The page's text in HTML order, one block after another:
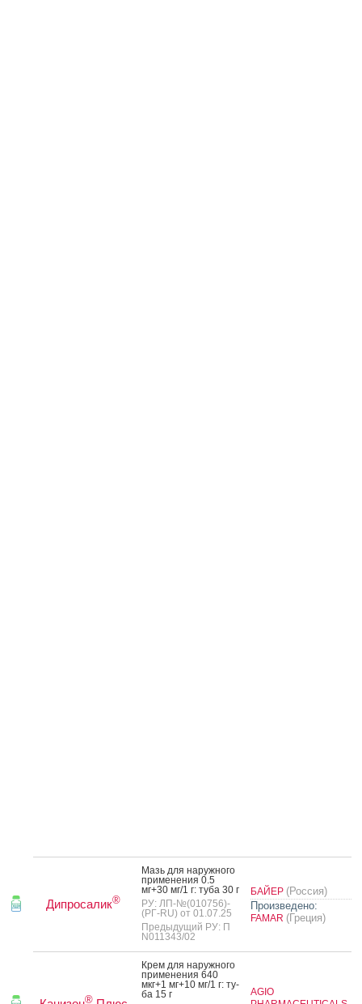
Дипросалик®
Мазь для на­руж­но­го
при­мене­ния 0.5
мг+30 мг/1 г: ту­ба 30 г
РУ: ЛП-№(010756)-
(РГ-RU) от 01.07.25
Предыдущий РУ: П
N011343/02
БАЙЕР (Россия)
Произведено:
FAMAR (Греция)
®
Крем для на­руж­но­го
при­мене­ния 640
мкг+1 мг+10 мг/1 г: ту­
ба 15 г
AGIO